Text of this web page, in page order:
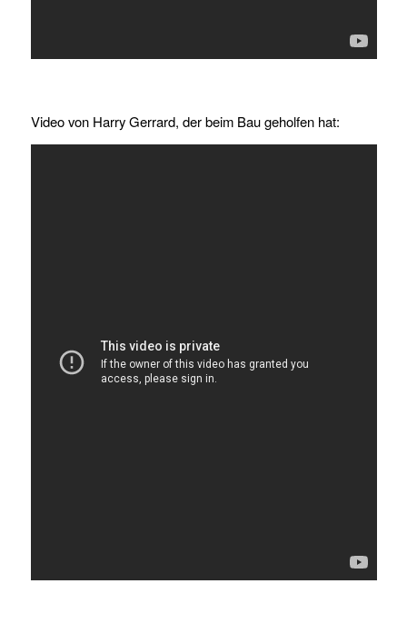
Video von Harry Gerrard, der beim Bau geholfen hat: